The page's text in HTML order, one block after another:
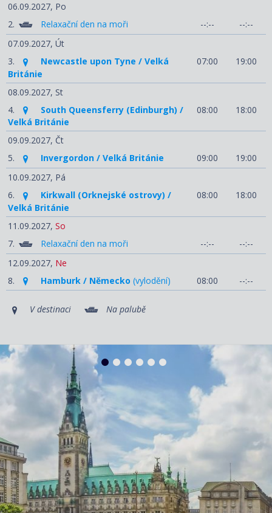
06.09.2027, Po
2.
Relaxační den na moři --:--
--:--
07.09.2027, Út
3.
Newcastle upon Tyne / Velká
Británie
07:00 19:00
08.09.2027, St
4.
South Queensferry (Edinburgh) /
Velká Británie
08:00 18:00
09.09.2027, Čt
5.
Invergordon / Velká Británie 09:00
19:00
10.09.2027, Pá
6.
Kirkwall (Orknejské ostrovy) /
Velká Británie
08:00 18:00
11.09.2027, So
7.
Relaxační den na moři --:--
--:--
12.09.2027, Ne
8.
Hamburk / Německo (vylodění) 08:00 --:--
V destinaci Na palubě